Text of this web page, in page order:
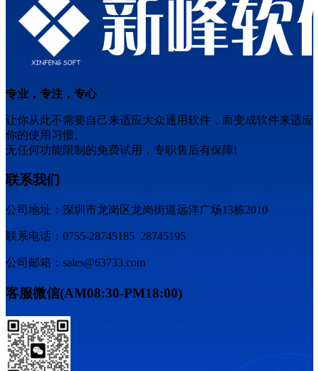
专业，专注，专心
让你从此不需要自己来适应大众通用软件，而变成软件来适应
你的使用习惯。
无任何功能限制的免费试用，专职售后有保障!
联系我们
公司地址：深圳市龙岗区龙岗街道远洋广场13栋2010
联系电话：0755-28745185 28745195
公司邮箱：sales@63733.com
客服微信(AM08:30-PM18:00)